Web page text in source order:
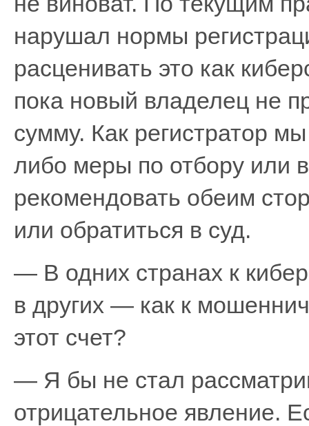
нарушал нормы
расценивать это как
пока новый владелец не
сумму. Как регистратор
либо меры по отбору или
рекомендовать обеим
или обратиться в суд.
— В одних странах к
в других — как к
этот счет?
— Я бы не стал
отрицательное явление.